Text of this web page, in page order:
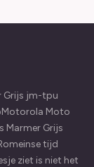
Grijs jm-tpu
Moto
Marmer Grijs
tijd
ziet is niet het